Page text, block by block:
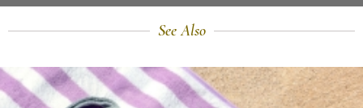
See Also